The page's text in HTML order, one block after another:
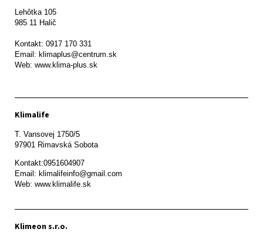
Lehôtka 105
985 11 Halič
Kontakt: 0917 170 331
Email: klimaplus@centrum.sk
Klimalife
T. Vansovej 1750/5
97901 Rimavská Sobota
Kontakt:0951604907
Email: klimalifeinfo@gmail.com
Web: www.klimalife.sk
Klimeon s.r.o.